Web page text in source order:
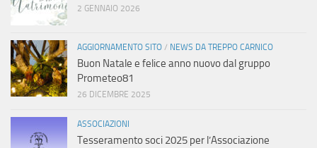
2 GENNAIO 2026
AGGIORNAMENTO SITO / NEWS DA TREPPO CARNICO
Buon Natale e felice anno nuovo dal gruppo
Prometeo81
26 DICEMBRE 2025
ASSOCIAZIONI
Tesseramento soci 2025 per l’Associazione